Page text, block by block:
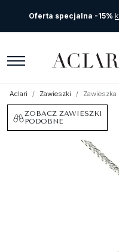
Oferta specjalna -15%
Aclari Zawieszki Zawieszka
ZOBACZ ZAWIESZKI
PODOBNE